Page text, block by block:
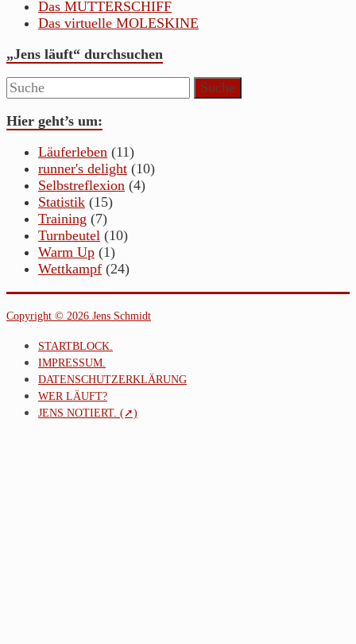
Das MUTTERSCHIFF
Das virtuelle MOLESKINE
„Jens läuft“ durchsuchen
Hier geht’s um:
Läuferleben (11)
runner's delight (10)
Selbstreflexion (4)
Statistik (15)
Training (7)
Turnbeutel (10)
Warm Up (1)
Wettkampf (24)
Copyright © 2026 Jens Schmidt
STARTBLOCK.
IMPRESSUM.
DATENSCHUTZERKLÄRUNG
WER LÄUFT?
JENS NOTIERT. (➚)